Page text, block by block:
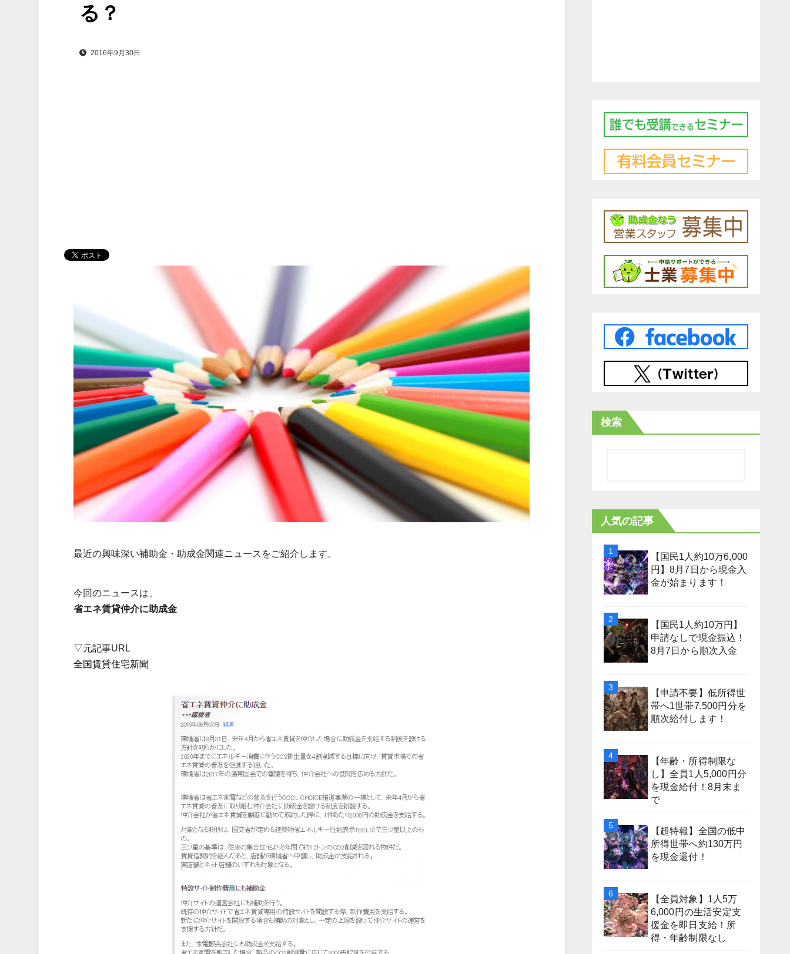
る？
2016年9月30日
最近の興味深い補助金・助成金関連ニュースをご紹介します。
今回のニュースは、
省エネ賃貸仲介に助成金
▽元記事URL
全国賃貸住宅新聞
検索
人気の記事
【国民1人約10万6,000
円】8月7日から現金入
金が始まります！
【国民1人約10万円】
申請なしで現金振込！
8月7日から順次入金
【申請不要】低所得世
帯へ1世帯7,500円分を
順次給付します！
【年齢・所得制限な
し】全員1人5,000円分
を現金給付！8月末ま
で
【超特報】全国の低中
所得世帯へ約130万円
を現金還付！
【全員対象】1人5万
6,000円の生活安定支
援金を即日支給！所
得・年齢制限なし